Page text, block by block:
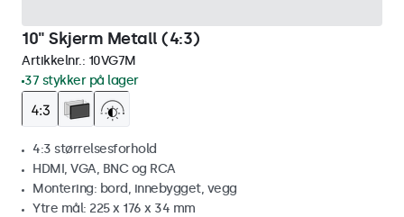
10" Skjerm Metall (4:3)
Artikkelnr.: 10VG7M
37 stykker på lager
4:3 størrelsesforhold
HDMI, VGA, BNC og RCA
Montering: bord, innebygget, vegg
Ytre mål: 225 x 176 x 34 mm